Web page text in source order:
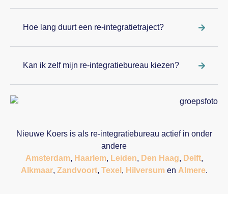
Hoe lang duurt een re-integratietraject?
Kan ik zelf mijn re-integratiebureau kiezen?
Nieuwe Koers is als re-integratiebureau actief in onder
andere
Amsterdam, Haarlem, Leiden, Den Haag, Delft,
Alkmaar, Zandvoort, Texel , Hilversumen Almere.